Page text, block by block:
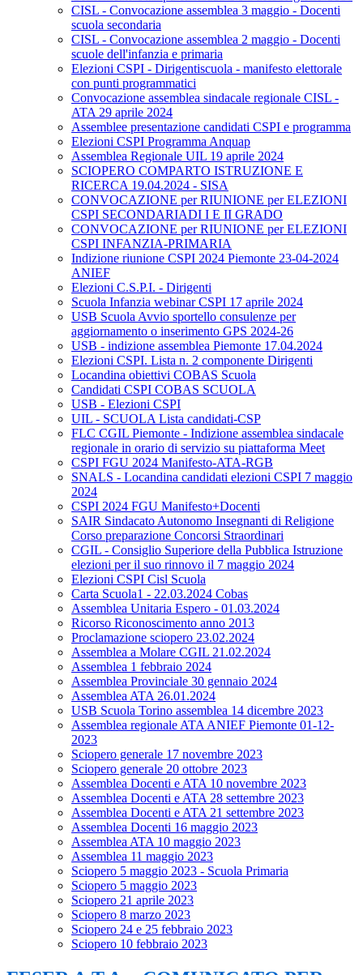
CISL - Convocazione assemblea 3 maggio - Docenti
scuola secondaria
CISL - Convocazione assemblea 2 maggio - Docenti
scuole dell'infanzia e primaria
Elezioni CSPI - Dirigentiscuola - manifesto elettorale
con punti programmatici
Convocazione assemblea sindacale regionale CISL -
ATA 29 aprile 2024
Assemblee presentazione candidati CSPI e programma
Elezioni CSPI Programma Anquap
Assemblea Regionale UIL 19 aprile 2024
SCIOPERO COMPARTO ISTRUZIONE E
RICERCA 19.04.2024 - SISA
CONVOCAZIONE per RIUNIONE per ELEZIONI
CSPI SECONDARIADI I E II GRADO
CONVOCAZIONE per RIUNIONE per ELEZIONI
CSPI INFANZIA-PRIMARIA
Indizione riunione CSPI 2024 Piemonte 23-04-2024
ANIEF
Elezioni C.S.P.I. - Dirigenti
Scuola Infanzia webinar CSPI 17 aprile 2024
USB Scuola Avvio sportello consulenze per
aggiornamento o inserimento GPS 2024-26
USB - indizione assemblea Piemonte 17.04.2024
Elezioni CSPI. Lista n. 2 componente Dirigenti
Locandina obiettivi COBAS Scuola
Candidati CSPI COBAS SCUOLA
USB - Elezioni CSPI
UIL - SCUOLA Lista candidati-CSP
FLC CGIL Piemonte - Indizione assemblea sindacale
regionale in orario di servizio su piattaforma Meet
CSPI FGU 2024 Manifesto-ATA-RGB
SNALS - Locandina candidati elezioni CSPI 7 maggio
2024
CSPI 2024 FGU Manifesto+Docenti
SAIR Sindacato Autonomo Insegnanti di Religione
Corso preparazione Concorsi Straordinari
CGIL - Consiglio Superiore della Pubblica Istruzione
elezioni per il suo rinnovo il 7 maggio 2024
Elezioni CSPI Cisl Scuola
Carta Scuola1 - 22.03.2024 Cobas
Assemblea Unitaria Espero - 01.03.2024
Ricorso Riconoscimento anno 2013
Proclamazione sciopero 23.02.2024
Assemblea a Molare CGIL 21.02.2024
Assemblea 1 febbraio 2024
Assemblea Provinciale 30 gennaio 2024
Assemblea ATA 26.01.2024
USB Scuola Torino assemblea 14 dicembre 2023
Assemblea regionale ATA ANIEF Piemonte 01-12-
2023
Sciopero generale 17 novembre 2023
Sciopero generale 20 ottobre 2023
Assemblea Docenti e ATA 10 novembre 2023
Assemblea Docenti e ATA 28 settembre 2023
Assemblea Docenti e ATA 21 settembre 2023
Assemblea Docenti 16 maggio 2023
Assemblea ATA 10 maggio 2023
Assemblea 11 maggio 2023
Sciopero 5 maggio 2023 - Scuola Primaria
Sciopero 5 maggio 2023
Sciopero 21 aprile 2023
Sciopero 8 marzo 2023
Sciopero 24 e 25 febbraio 2023
Sciopero 10 febbraio 2023